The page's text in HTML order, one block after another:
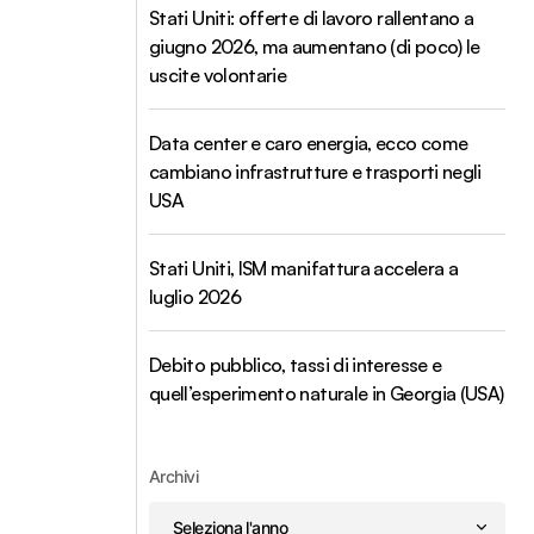
Stati Uniti: offerte di lavoro rallentano a
giugno 2026, ma aumentano (di poco) le
uscite volontarie
Data center e caro energia, ecco come
cambiano infrastrutture e trasporti negli
USA
Stati Uniti, ISM manifattura accelera a
luglio 2026
Debito pubblico, tassi di interesse e
quell’esperimento naturale in Georgia (USA)
Archivi